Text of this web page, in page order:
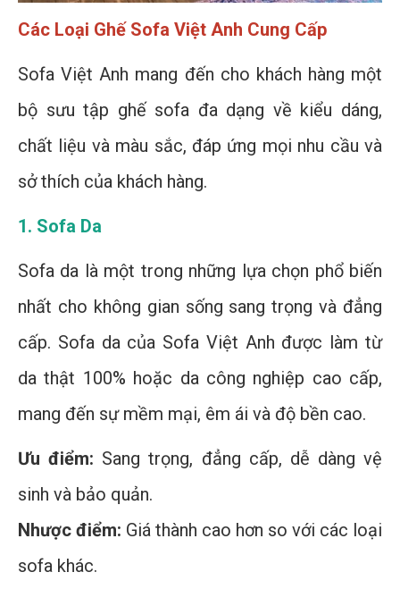
Các Loại Ghế Sofa Việt Anh Cung Cấp
Sofa Việt Anh mang đến cho khách hàng một
bộ sưu tập ghế sofa đa dạng về kiểu dáng,
chất liệu và màu sắc, đáp ứng mọi nhu cầu và
sở thích của khách hàng.
1. Sofa Da
Sofa da là một trong những lựa chọn phổ biến
nhất cho không gian sống sang trọng và đẳng
cấp. Sofa da của Sofa Việt Anh được làm từ
da thật 100% hoặc da công nghiệp cao cấp,
mang đến sự mềm mại, êm ái và độ bền cao.
Ưu điểm: Sang trọng, đẳng cấp, dễ dàng vệ
sinh và bảo quản.
Nhược điểm: Giá thành cao hơn so với các loại
sofa khác.